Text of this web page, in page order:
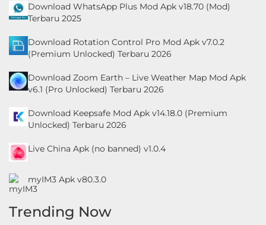
Download WhatsApp Plus Mod Apk v18.70 (Mod)
Terbaru 2025
Download Rotation Control Pro Mod Apk v7.0.2
(Premium Unlocked) Terbaru 2026
Download Zoom Earth – Live Weather Map Mod Apk
v6.1 (Pro Unlocked) Terbaru 2026
Download Keepsafe Mod Apk v14.18.0 (Premium
Unlocked) Terbaru 2026
Live China Apk (no banned) v1.0.4
myIM3 Apk v80.3.0
Trending Now